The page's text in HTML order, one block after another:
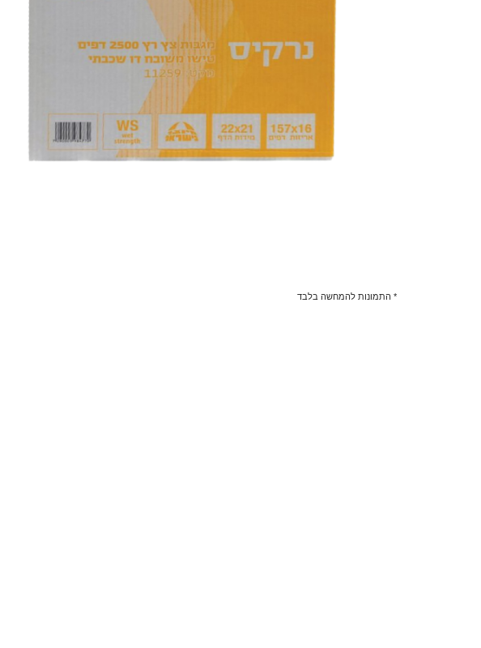
* התמונות להמחשה בלבד